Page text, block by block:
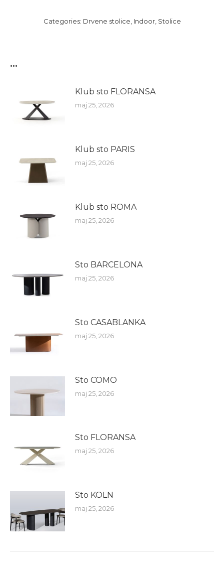
Categories: Drvene stolice Indoor, Stolice
...
Klub sto FLORANSA
maj 25, 2026
Klub sto PARIS
maj 25, 2026
Klub sto ROMA
maj 25, 2026
Sto BARCELONA
maj 25, 2026
Sto CASABLANKA
maj 25, 2026
Sto COMO
maj 25, 2026
Sto FLORANSA
maj 25, 2026
Sto KOLN
maj 25, 2026